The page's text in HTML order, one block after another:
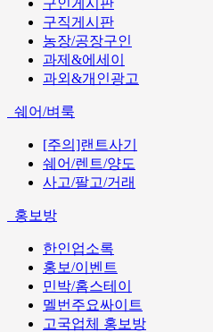
구직게시판
농장/공장구인
과제&에세이
과외&개인광고
쉐어/벼룩
[주의]랜트사기
쉐어/렌트/양도
사고/팔고/거래
홍보방
한인업소록
홍보/이벤트
민박/홈스테이
멜번주요싸이트
고국업체 홍보방